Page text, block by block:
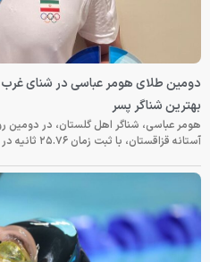
دومین طلای هومر عباسی در شنای غرب
بهترین شناگر پسر
هومر عباسی، شناگر اهل گلستان، در دومین
آستانه قزاقستان، با ثبت زمان ۲۵.۷۶ ثانیه در ماده ۵۰ متر کرال پشت به مدال طلا